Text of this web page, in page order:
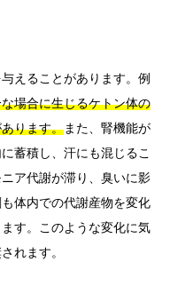
えることがあります。例
場合に生じるケトン体の
ります。また、腎機能が
蓄積し、汗にも混じるこ
ア代謝が滞り、臭いに影
体内での代謝産物を変化
す。このような変化に気
れます。